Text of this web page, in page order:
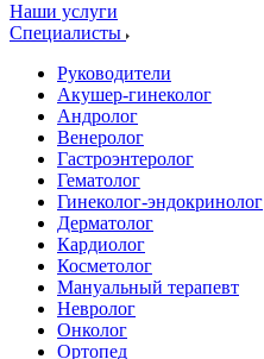
Наши услуги
Специалисты
Руководители
Акушер-гинеколог
Андролог
Венеролог
Гастроэнтеролог
Гематолог
Гинеколог-эндокринолог
Дерматолог
Кардиолог
Косметолог
Мануальный терапевт
Невролог
Онколог
Ортопед